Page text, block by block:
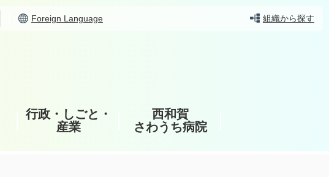
Foreign Language 組織から探す
行政・しごと・
産業
西和賀
さわうち病院